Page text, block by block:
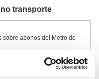
transporte
sobre abonos del Metro de